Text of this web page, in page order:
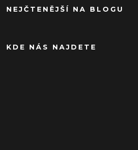
NEJČTENĚJŠÍ NA BLOGU
KDE NÁS NAJDETE